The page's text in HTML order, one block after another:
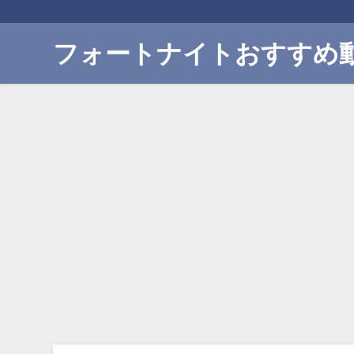
フォートナイトおすすめ